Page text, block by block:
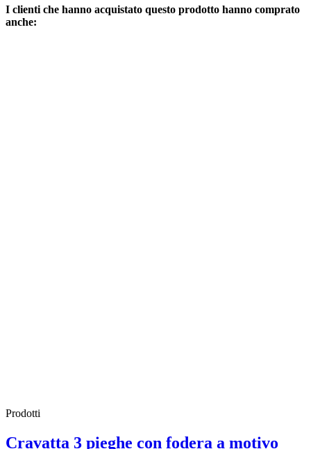
I clienti che hanno acquistato questo prodotto hanno comprato
anche:
Prodotti
Cravatta 3 pieghe con fodera a motivo